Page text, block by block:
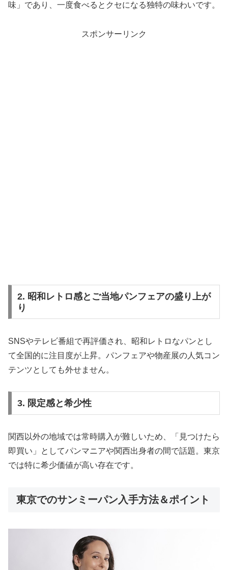
味」であり、一度食べるとクセになる独特の味わいです。
スポンサーリンク
2. 昭和レトロ感とご当地パンフェアの盛り上が
り
SNSやテレビ番組で再評価され、昭和レトロなパンとし
て全国的に注目度が上昇。パンフェアや物産展の人気コン
テンツとしても外せません。
3. 限定感と希少性
関西以外の地域では常時購入が難しいため、「見つけたら
即買い」としてパンマニアや関西出身者の間で話題。東京
では特に希少価値が高い存在です。
東京でのサンミーパン入手方法＆ポイント